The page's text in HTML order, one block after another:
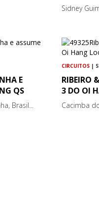
Sidney
E
QS
Brasil...
CIRCUITOS |
RIBEIRO
3 DO OI
Cacimba